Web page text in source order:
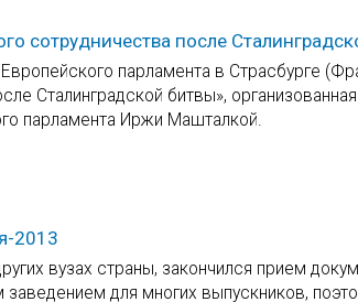
сотрудничества после
парламента в Страсбурге
Сталинградской битвы»,
парламента Иржи Машталкой.
2013
вузах страны, закончился прием
для многих выпускников,